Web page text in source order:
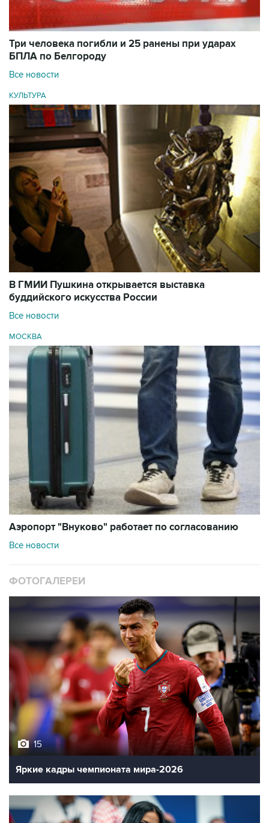
Три человека погибли и 25 ранены при ударах
БПЛА по Белгороду
Все новости
КУЛЬТУРА
В ГМИИ Пушкина открывается выставка
буддийского искусства России
Все новости
МОСКВА
Аэропорт "Внуково" работает по согласованию
Все новости
ФОТОГАЛЕРЕИ
15
Яркие кадры чемпионата мира-2026